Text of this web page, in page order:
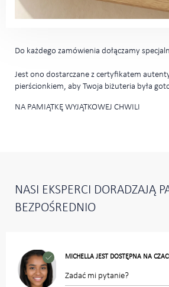
Do każdego zamówienia dołączamy
Jest ono dostarczane z certyfikatem
pierścionkiem, aby Twoja biżuteria była
NA PAMIĄTKĘ WYJĄTKOWEJ CHWILI
NASI EKSPERCI DORADZAJĄ
BEZPOŚREDNIO
MICHELLA JEST DOSTĘPNA NA
Zadać mi pytanie?